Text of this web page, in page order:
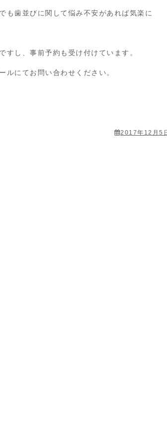
も歯並びに関して悩み不安があれば気楽に
すし、事前予約も受け付けています。
ルにてお問い合わせください。
2017年12月5